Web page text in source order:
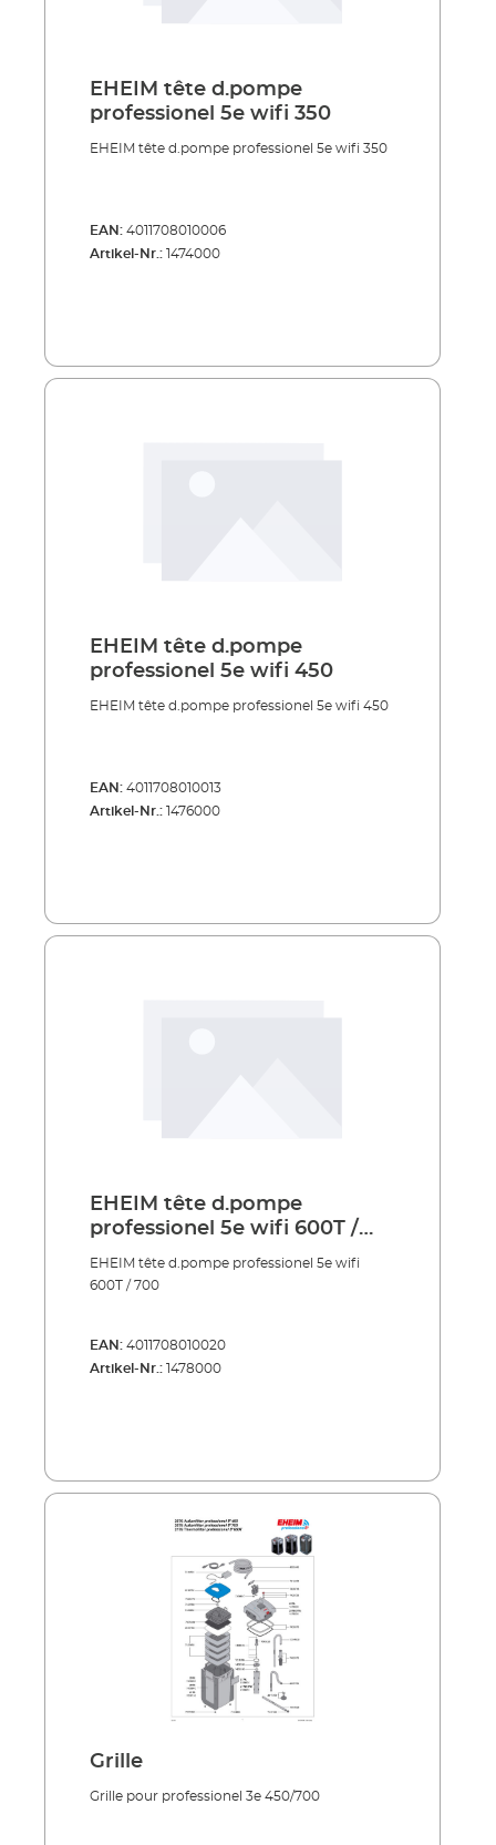
EHEIM tête d.pompe
professionel 5e wifi 350
EHEIM tête d.pompe professionel 5e wifi 350
EAN: 4011708010006
Artikel-Nr.: 1474000
EHEIM tête d.pompe
professionel 5e wifi 450
EHEIM tête d.pompe professionel 5e wifi 450
EAN: 4011708010013
Artikel-Nr.: 1476000
EHEIM tête d.pompe
professionel 5e wifi 600T /
700
EHEIM tête d.pompe professionel 5e wifi
600T / 700
EAN: 4011708010020
Artikel-Nr.: 1478000
Grille
Grille pour professionel 3e 450/700